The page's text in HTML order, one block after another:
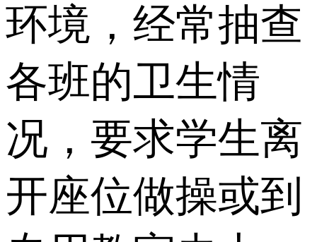
环境，经常抽查
各班的卫生情
况，要求学生离
开座位做操或到